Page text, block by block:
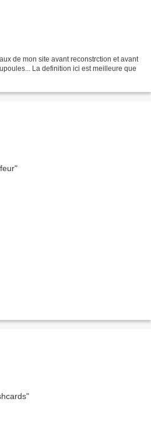
de mon site avant reconstrction et avant
La definition ici est meilleure que